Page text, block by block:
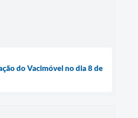
do Vacimóvel no dia 8 de